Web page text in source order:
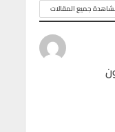
جميع المقالات